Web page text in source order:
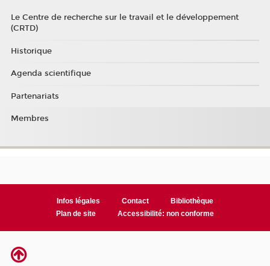
Le Centre de recherche sur le travail et le développement
(CRTD)
Historique
Agenda scientifique
Partenariats
Membres
Infos légales Contact
Bibliothèque
Plan de site
Accessibilité: non conforme